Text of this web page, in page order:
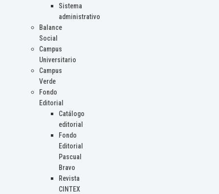
Sistema
administrativo
Balance
Social
Campus
Universitario
Campus
Verde
Fondo
Editorial
Catálogo
editorial
Fondo
Editorial
Pascual
Bravo
Revista
CINTEX